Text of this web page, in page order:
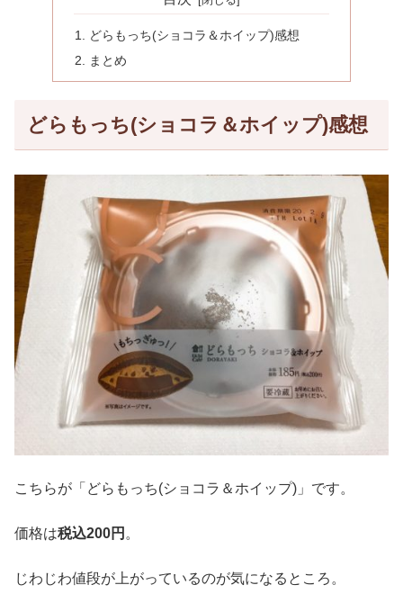
どらもっち(ショコラ＆ホイップ)感想
まとめ
どらもっち(ショコラ＆ホイップ)感想
こちらが「どらもっち(ショコラ＆ホイップ)」です。
価格は税込200円 。
じわじわ値段が上がっているのが気になるところ。